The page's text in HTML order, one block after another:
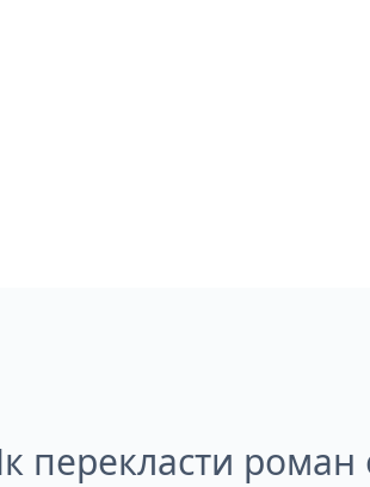
перекласти роман